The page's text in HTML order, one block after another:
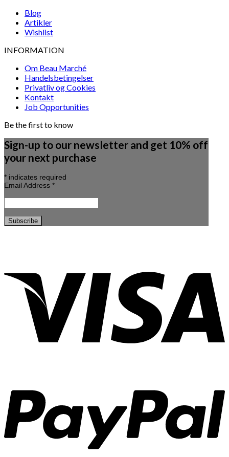
Blog
Artikler
Wishlist
INFORMATION
Om Beau Marché
Handelsbetingelser
Privatliv og Cookies
Kontakt
Job Opportunities
Be the first to know
Sign-up to our newsletter and get 10% off
your next purchase
* indicates required
Email Address *